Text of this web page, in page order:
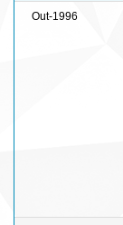
Out-1996